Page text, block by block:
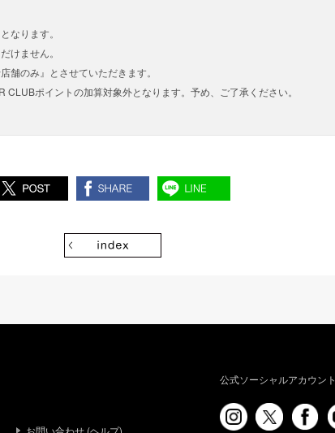
なります。
けません。
舗のみ』とさせていただきます。
CLUBポイントの加算対象外となります。予め、ご了承ください。
お問い合わせ (ヘルプ)
公式ソーシャルアカウント